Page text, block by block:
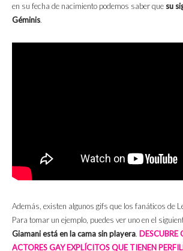
en su fecha de nacimiento podemos saber que su
Géminis.
Además, existen algunos gifs que los fanáticos de
Para tomar un ejemplo, puedes ver uno en el
Giamani está en la cama sin playera. DESCUBRE
ACTORES GAY EXPLÍCITOS QUE TIENEN